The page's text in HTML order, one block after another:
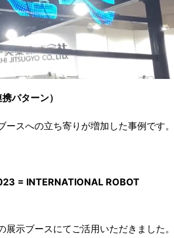
パターン）
スへの立ち寄りが増加した事例です。
= INTERNATIONAL ROBOT
示ブースにてご活用いただきました。